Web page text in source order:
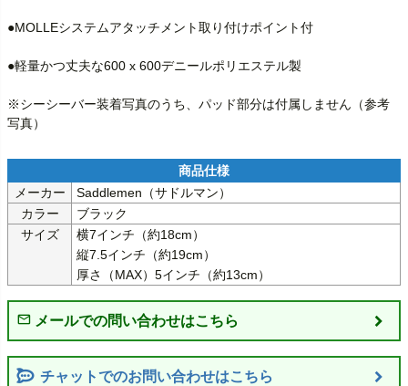
●MOLLEシステムアタッチメント取り付けポイント付
●軽量かつ丈夫な600 x 600デニールポリエステル製
※シーシーバー装着写真のうち、パッド部分は付属しません（参考
写真）
メーカー
Saddlemen（サドルマン）
カラー
ブラック
サイズ
横7インチ（約18cm）
縦7.5インチ（約19cm）
厚さ（MAX）5インチ（約13cm）
チャットでのお問い合わせはこちら